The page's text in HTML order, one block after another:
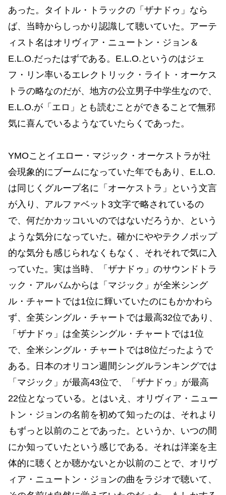
あった。タイトル・トラックの「ザナドゥ」なら
ば、当時からしっかり認識して聴いていた。アーテ
ィスト名はオリヴィア・ニュートン・ジョン＆
E.L.O.だったはずである。E.L.O.というのはジェ
フ・リン率いるエレクトリック・ライト・オーケス
トラの略なのだが、地方の公立男子中学生なので、
E.L.O.が「エロ」とも読むことができることで無邪
気に喜んでいるようなていたらくであった。
YMOことイエロー・マジック・オーケストラが社
会現象的にブームになっていた年でもあり、E.L.O.
は同じくグループ名に「オーケストラ」という文言
が入り、アルファベット3文字で略されているの
で、何だかカッコいいのではないだろうか、という
ような気分になっていた。確かにややテクノポップ
的な気分も感じられなくもなく、それそれで気に入
っていた。実は当時、「ザナドゥ」のサウンドトラ
ック・アルバムからは「マジック」が全米シング
ル・チャートでは1位に輝いていたのにもかかわら
ず、全英シングル・チャートでは最高32位であり、
「ザナドゥ」は全英シングル・チャートでは1位
で、全米シングル・チャートでは8位だったようで
ある。日本のオリコン週間シングルランキングでは
「マジック」が最高43位で、「ザナドゥ」が最高
22位となっている。とはいえ、オリヴィア・ニュー
トン・ジョンの名前を初めて知ったのは、それより
もずっと以前のことであった。というか、いつの間
にか知っていたという感じである。それは洋楽を主
体的に聴くとか聴かないとか以前のことで、オリヴ
ィア・ニュートン・ジョンの曲をラジオで聴いて、